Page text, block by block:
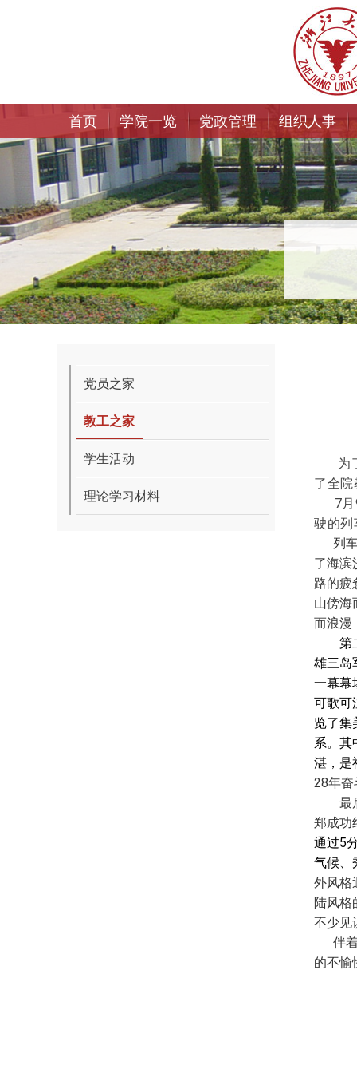
首页 学院一览 党政管理 组织人事
党员之家
教工之家
学生活动
理论学习材料
为
了全
7月
驶的列
列
了海滨
路的疲
山傍海
而浪漫
第
雄三岛
一幕幕
可歌可
览了集
系。其
湛，是
28年奋
最
郑成功
通过5
气候、
外风格
陆风格
不少见
伴
的不愉